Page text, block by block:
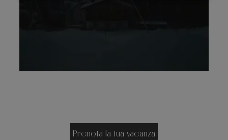
Prenota la tua vacanza